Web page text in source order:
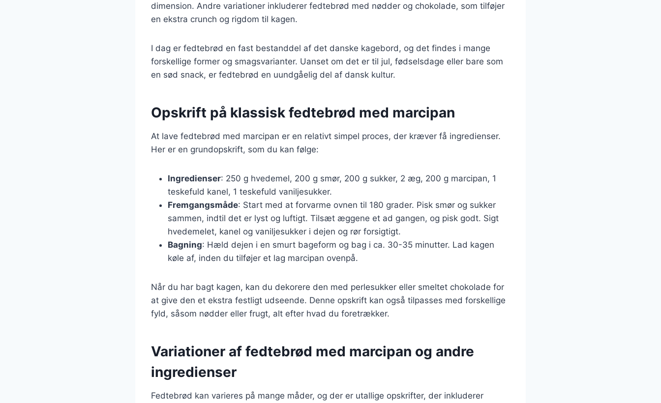
dimension. Andre variationer inkluderer fedtebrød med nødder og chokolade, som tilføjer
en ekstra crunch og rigdom til kagen.
I dag er fedtebrød en fast bestanddel af det danske kagebord, og det findes i mange
forskellige former og smagsvarianter. Uanset om det er til jul, fødselsdage eller bare som
en sød snack, er fedtebrød en uundgåelig del af dansk kultur.
Opskrift på klassisk fedtebrød med marcipan
At lave fedtebrød med marcipan er en relativt simpel proces, der kræver få ingredienser.
Her er en grundopskrift, som du kan følge:
Ingredienser: 250 g hvedemel, 200 g smør, 200 g sukker, 2 æg, 200 g marcipan, 1
teskefuld kanel, 1 teskefuld vaniljesukker.
Fremgangsmåde: Start med at forvarme ovnen til 180 grader. Pisk smør og sukker
sammen, indtil det er lyst og luftigt. Tilsæt æggene et ad gangen, og pisk godt. Sigt
hvedemelet, kanel og vaniljesukker i dejen og rør forsigtigt.
Bagning: Hæld dejen i en smurt bageform og bag i ca. 30-35 minutter. Lad kagen
køle af, inden du tilføjer et lag marcipan ovenpå.
Når du har bagt kagen, kan du dekorere den med perlesukker eller smeltet chokolade for
at give den et ekstra festligt udseende. Denne opskrift kan også tilpasses med forskellige
fyld, såsom nødder eller frugt, alt efter hvad du foretrækker.
Variationer af fedtebrød med marcipan og andre
ingredienser
Fedtebrød kan varieres på mange måder, og der er utallige opskrifter, der inkluderer